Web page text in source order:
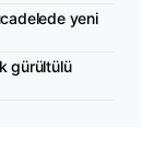
yeni
gürültülü